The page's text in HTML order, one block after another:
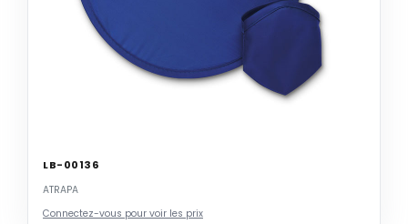
LB-00136
ATRAPA
Connectez-vous pour voir les prix